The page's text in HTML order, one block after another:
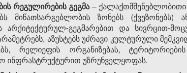
რეგულირების გეგმა –
მიწათსარგებლობის ზონებს
არქიტექტურულ-გეგმარებით და სივრცით-
აზუსტებს უძრავი კულტურული
რელიეფის ორგანიზებას,
ინფრასტრუქტურით უზრუნველყოფას.